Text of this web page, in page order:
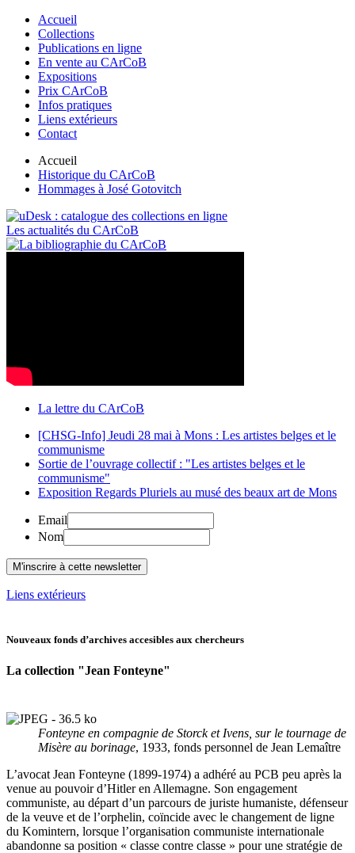
Accueil
Collections
Publications en ligne
En vente au CArCoB
Expositions
Prix CArCoB
Infos pratiques
Liens extérieurs
Contact
Accueil
Historique du CArCoB
Hommages à José Gotovitch
Les actualités du CArCoB
La lettre du CArCoB
[CHSG-Info] Jeudi 28 mai à Mons : Les artistes belges et le
communisme
Sortie de l’ouvrage collectif : "Les artistes belges et le
communisme"
Exposition Regards Pluriels au musé des beaux art de Mons
Email
Nom
Liens extérieurs
Nouveaux fonds d’archives accesibles aux chercheurs
La collection "Jean Fonteyne"
Fonteyne en compagnie de Storck et Ivens, sur le tournage de
Misère au borinage, 1933, fonds personnel de Jean Lemaître
L’avocat Jean Fonteyne (1899-1974) a adhéré au PCB peu après la
venue au pouvoir d’Hitler en Allemagne. Son engagement
communiste, au départ d’un parcours de juriste humaniste, défenseur
de la veuve et de l’orphelin, coïncide avec le changement de ligne
du Komintern, lorsque l’organisation communiste internationale
abandonne sa position « classe contre classe » pour une stratégie de